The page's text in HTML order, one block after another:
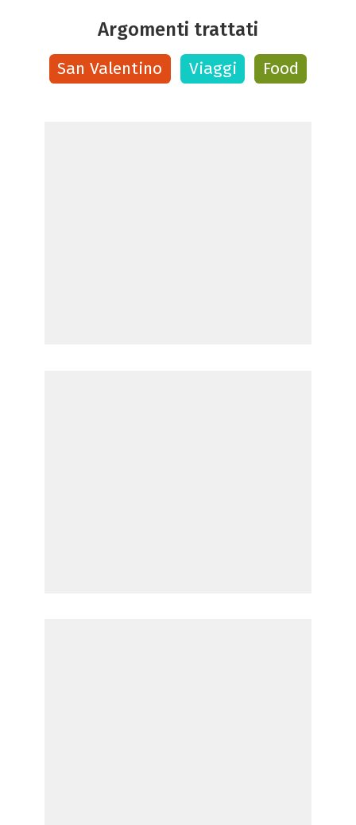
Argomenti trattati
San Valentino Viaggi Food